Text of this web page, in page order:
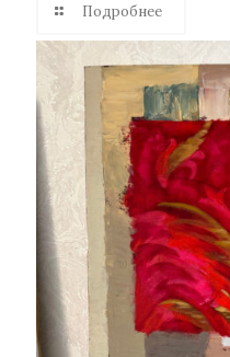
Подробнее